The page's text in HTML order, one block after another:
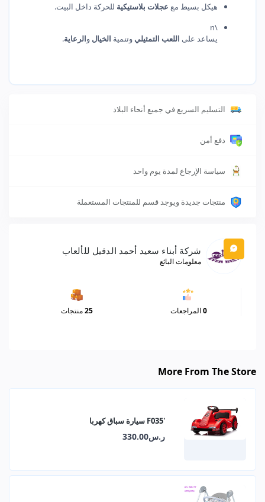
هيكل بسيط مع عجلات بلاستيكية للحركة داخل البيت.
\n
يساعد على اللعب التمثيلي وتنمية الخيال والرعاية.
التسليم السريع في جميع أنحاء البلاد
دفع أمن
سياسة الإرجاع لمدة يوم واحد
منتجات جديدة ويوجد قسم للمنتجات المستعملة
شركة أبناء سعيد أحمد الدقيل للألعاب
معلومات البائع
0المراجعات 25منتجات
More From The Store
'F035 سيارة سباق كهربا
ر.س330.00